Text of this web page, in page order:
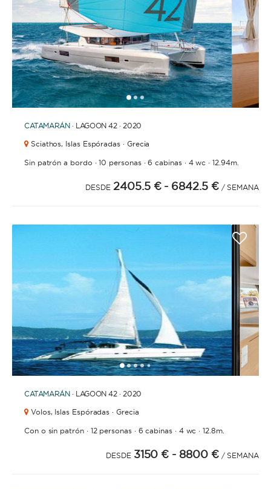
123
CATAMARÁN · LAGOON 42 · 2020
Sciathos, Islas Espóradas · Grecia
Sin patrón a bordo ·10 personas·6 cabinas· 4 wc ·12.94m.
DESDE 2405.5 € - 6842.5 € / SEMANA
12345 6
CATAMARÁN · LAGOON 42 · 2020
Volos, Islas Espóradas · Grecia
Con o sin patrón· 12 personas· 6 cabinas· 4 wc ·12.8m.
DESDE 3150 € - 8800 € / SEMANA